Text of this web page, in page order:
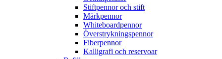
Stiftpennor och stift
Märkpennor
Whiteboardpennor
Överstrykningspennor
Fiberpennor
Kalligrafi och reservoar